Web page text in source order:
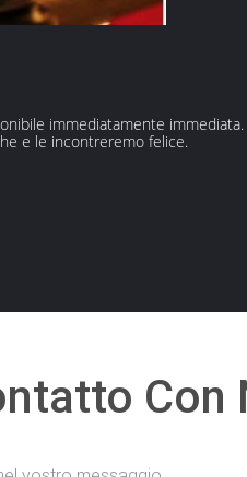
immediatamente immediata.
e le incontreremo felice.
Con